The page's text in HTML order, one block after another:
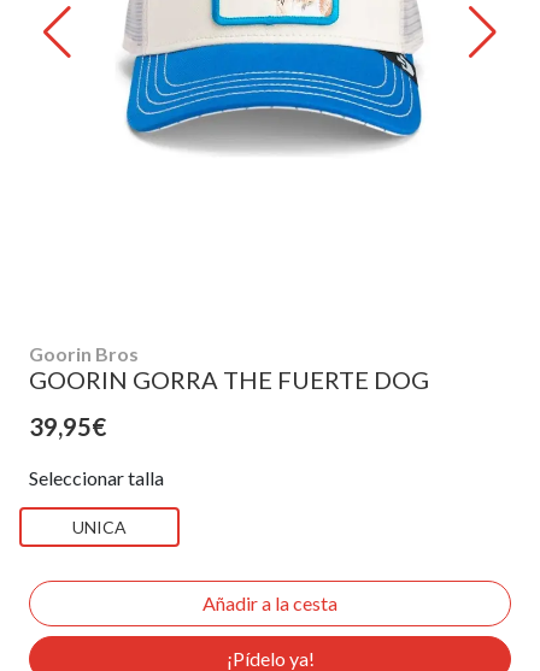
Goorin Bros
GOORIN GORRA THE FUERTE DOG
39,95€
Seleccionar talla
UNICA
¡Pídelo ya!